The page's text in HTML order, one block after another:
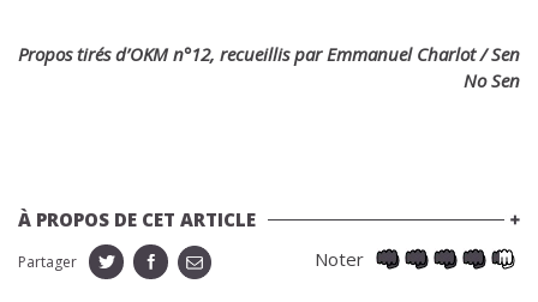
Propos tirés d’OKM n°12, recueillis par Emmanuel Charlot / Sen
No Sen
À PROPOS DE CET ARTICLE
Partager Noter